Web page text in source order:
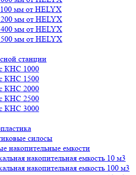
мм от HELYX
мм от HELYX
мм от HELYX
мм от HELYX
станции
КНС 1000
КНС 1500
КНС 2000
КНС 2500
КНС 3000
силосы
накопительные емкости
накопительная емкость 10 м3
накопительная емкость 100 м3